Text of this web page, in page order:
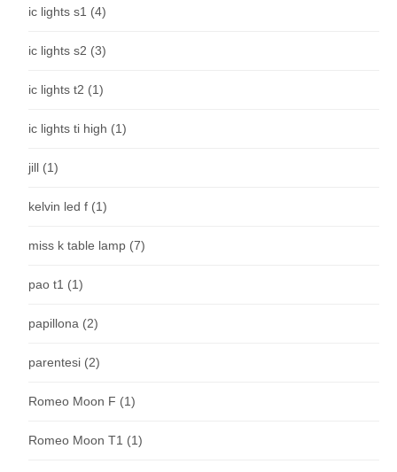
ic lights s1 (4)
ic lights s2 (3)
ic lights t2 (1)
ic lights ti high (1)
jill (1)
kelvin led f (1)
miss k table lamp (7)
pao t1 (1)
papillona (2)
parentesi (2)
Romeo Moon F (1)
Romeo Moon T1 (1)